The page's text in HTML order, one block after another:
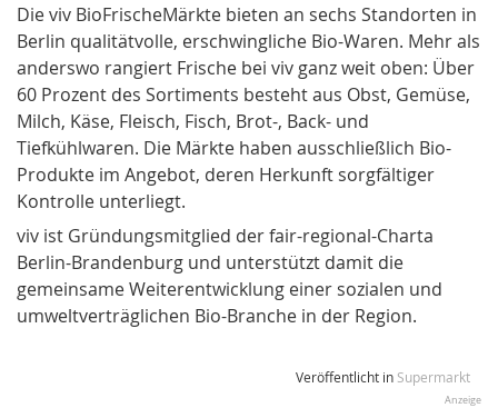
Die viv BioFrischeMärkte bieten an sechs Standorten in
Berlin qualitätvolle, erschwingliche Bio-Waren. Mehr als
anderswo rangiert Frische bei viv ganz weit oben: Über
60 Prozent des Sortiments besteht aus Obst, Gemüse,
Milch, Käse, Fleisch, Fisch, Brot-, Back- und
Tiefkühlwaren. Die Märkte haben ausschließlich Bio-
Produkte im Angebot, deren Herkunft sorgfältiger
Kontrolle unterliegt.
viv ist Gründungsmitglied der fair-regional-Charta
Berlin-Brandenburg und unterstützt damit die
gemeinsame Weiterentwicklung einer sozialen und
umweltverträglichen Bio-Branche in der Region.
Veröffentlicht in Supermarkt
Anzeige